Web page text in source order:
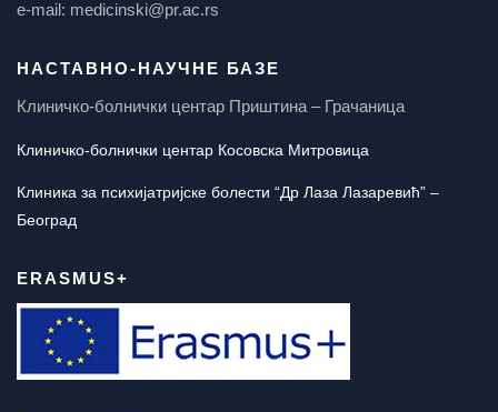
e-mail: medicinski@pr.ac.rs
НАСТАВНО-НАУЧНЕ БАЗЕ
Клиничко-болнички центар Приштина – Грачаница
Клиничко-болнички центар Косовска Митровица
Клиника за психијатријске болести “Др Лаза Лазаревић” –
Београд
ERASMUS+